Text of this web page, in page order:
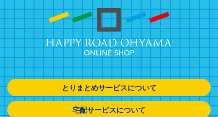
とりまとめサービスについて
宅配サービスについて